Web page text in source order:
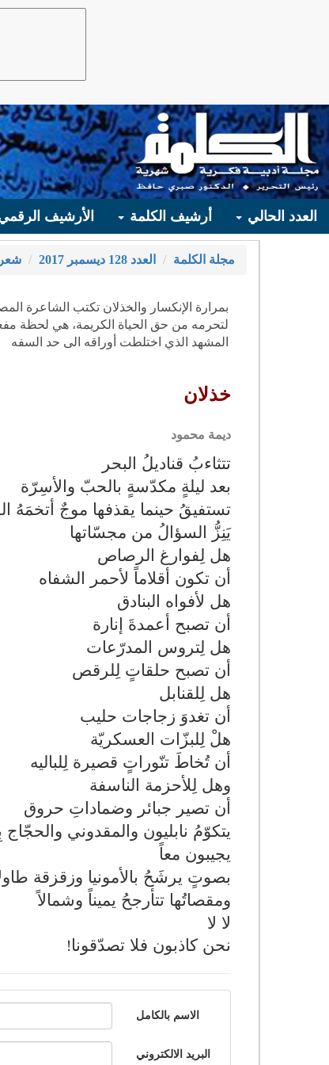
العدد الحالي أرشيف الكلمة الأرشيف
مجلة الكلمة العدد 128 ديسمبر 2017 شعر
بمرارة الإنكسار والخذلان تكتب الشاعرة
لتحرمه من حق الحياة الكريمة، هي لحظة
المشهد الذي اختلطت أوراقه الى حد السفه
خذلان
ديمة محمود
تتثاءبُ قناديلُ البحر
بعد ليلةٍ مكدّسةٍ بالحبّ والأسِرّة
تستفيقُ حينما يقذفها موجٌ
يَنِزُّ السؤالُ من مجسّاتها
هل لِفوارغ الرصاص
أن تكون أقلاماً لأحمر الشفاه
هل لأفواه البنادق
أن تصبح أعمدةَ إنارة
هل لِتروس المدرّعات
أن تصبح حلقاتٍ لِلرقص
هل لِلقنابل
أن تغدوَ زجاجات حليب
هلْ لِلبزّات العسكريّة
أن تُخاطَ تنّوراتٍ قصيرة لِلباليه
وهل لِلأحزمة الناسفة
أن تصير جبائر وضماداتِ حروق
يتكوّمُ نابليون والمقدوني
يجيبون معاً
بصوتٍ يرشَحُ بالأمونيا وزقزقة
ومقصاتُها تتأرجحُ يميناً وشمالاً
لا لا
نحن كاذبون فلا تصدّقونا!
الاسم بالكامل
البريد الالكتروني